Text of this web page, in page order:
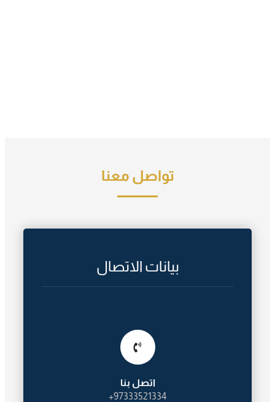
بيانات الاتصال
اتصل بنا
97333521334+
تواصل معنا